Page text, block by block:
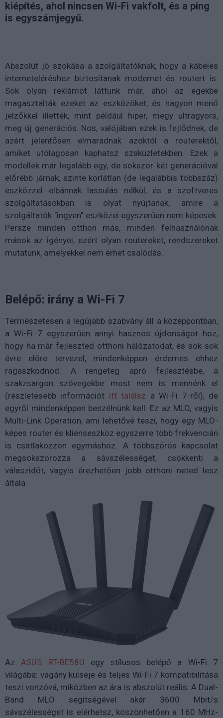
kiépítés, ahol nincsen Wi-Fi vakfolt, és a ping
is egyszámjegyű.
Abszolút jó szokása a szolgáltatóknak, hogy a kábeles
interneteléréshez biztosítanak modemet és routert is.
Sok olyan reklámot láttunk már, ahol az egekbe
magasztalták ezeket az eszközöket, és nagyon menő
jelzőkkel illették, mint például hiper, megy ultragyors,
meg új generációs. Nos, valójában ezek is fejlődnek, de
azért jelentősen elmaradnak azoktól a routerektől,
amiket utólagosan kaphatsz szaküzletekben. Ezek a
modellek már legalább egy, de sokszor két generációval
előrébb járnak, szinte korlátlan (de legalábbis többszáz)
eszközzel elbánnak lassulás nélkül, és a szoftveres
szolgáltatásokban is olyat nyújtanak, amire a
szolgáltatók "ingyen" eszközei egyszerűen nem képesek.
Persze minden otthon más, minden felhasználónak
mások az igényei, ezért olyan routereket, rendszereket
mutatunk, amelyekkel nem érhet csalódás.
Belépő: irány a Wi-Fi 7
Természetesen a legújabb szabvány áll a középpontban,
a Wi-Fi 7 egyszerűen annyi hasznos újdonságot hoz,
hogy ha már fejleszted otthoni hálózatodat, és sok-sok
évre előre tervezel, mindenképpen érdemes ehhez
ragaszkodnod. A rengeteg apró fejlesztésbe, a
szakzsargon szövegekbe most nem is mennénk el
(részletesebb információt itt találsz a Wi-Fi 7-ről), de
egyről mindenképpen beszélnünk kell. Ez az MLO, vagyis
Multi-Link Operation, ami lehetővé teszi, hogy egy MLO-
képes router és klienseszköz egyszerre több frekvencián
is csatlakozzon egymáshoz. A többszörös kapcsolat
megsokszorozza a sávszélességet, csökkenti a
válaszidőt, vagyis érezhetően jobb otthoni neted lesz
általa.
AzASUS RT-BE58U egy stílusos belépő a Wi-Fi 7
világába: vagány külseje és teljes Wi-Fi 7 kompatibilitása
teszi vonzóvá, miközben az ára is abszolút reális. A Dual-
Band MLO segítségével akár 3600 Mbit/s
sávszélességet is elérhetsz, köszönhetően a 160 MHz-